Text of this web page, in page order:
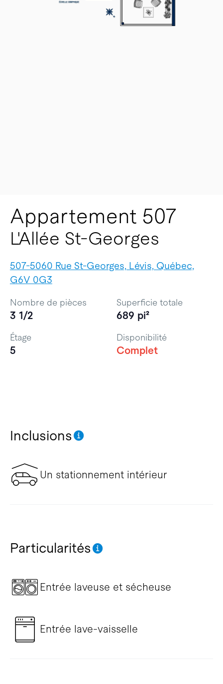
Appartement 507
L'Allée St-Georges
507-5060 Rue St-Georges, Lévis, Québec,
G6V 0G3
Inclusions
Un stationnement intérieur
Particularités
Entrée laveuse et sécheuse
Entrée lave-vaisselle
Nombre de pièces
3 1/2
Superficie totale
689 pi²
Étage
5
Disponibilité
Complet